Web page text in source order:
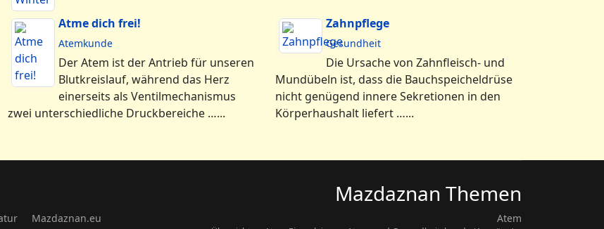
Atme dich frei!
Atemkunde
Der Atem ist der Antrieb für unseren
Blutkreislauf, während das Herz
einerseits als Ventilmechanismus
zwei unterschiedliche Druckbereiche …...
Zahnpflege
Gesundheit
Die Ursache von Zahnfleisch- und
Mundübeln ist, dass die Bauchspeicheldrüse
nicht genügend innere Sekretionen in den
Körperhaushalt liefert …...
Mazdaznan.eu
Mazdaznan Themen
Atem